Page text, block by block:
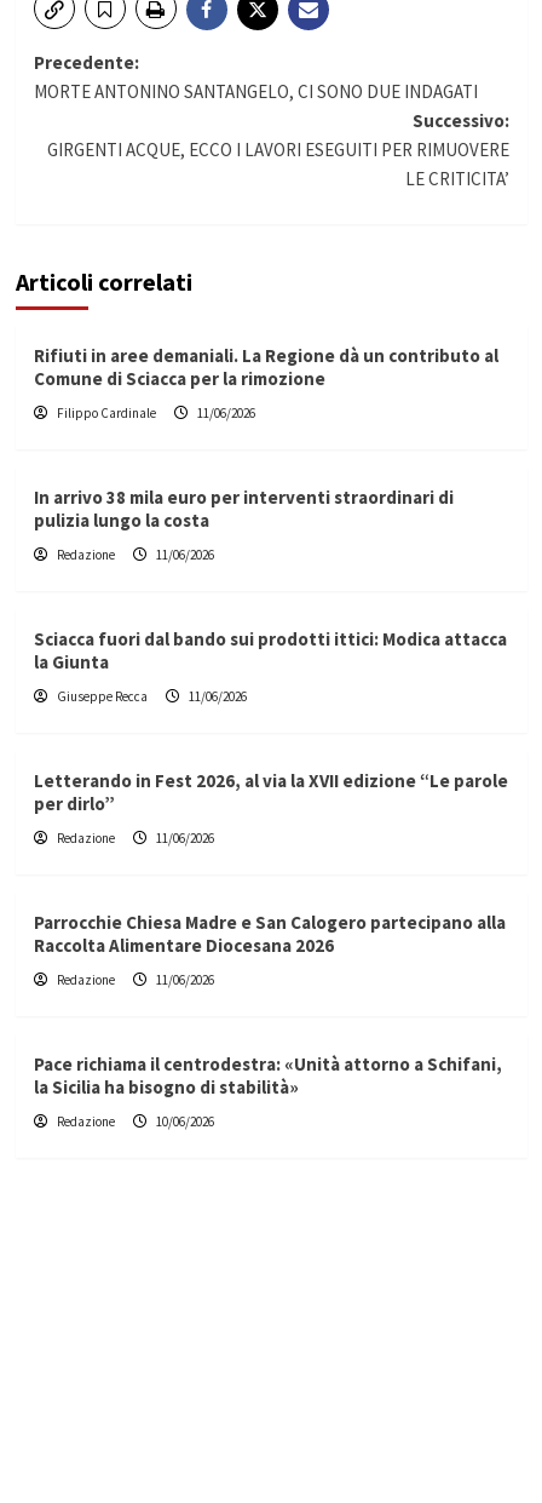
Navigazione
Precedente:
MORTE ANTONINO SANTANGELO, CI SONO DUE INDAGATI
Successivo:
GIRGENTI ACQUE, ECCO I LAVORI ESEGUITI PER RIMUOVERE
LE CRITICITA’
Articoli correlati
Rifiuti in aree demaniali. La Regione dà un contributo al
Comune di Sciacca per la rimozione
Filippo Cardinale 11/06/2026
In arrivo 38 mila euro per interventi straordinari di
pulizia lungo la costa
Redazione 11/06/2026
Sciacca fuori dal bando sui prodotti ittici: Modica attacca
la Giunta
Giuseppe Recca 11/06/2026
Letterando in Fest 2026, al via la XVII edizione “Le parole
per dirlo”
Redazione 11/06/2026
Parrocchie Chiesa Madre e San Calogero partecipano alla
Raccolta Alimentare Diocesana 2026
Redazione 11/06/2026
Pace richiama il centrodestra: «Unità attorno a Schifani,
la Sicilia ha bisogno di stabilità»
Redazione 10/06/2026